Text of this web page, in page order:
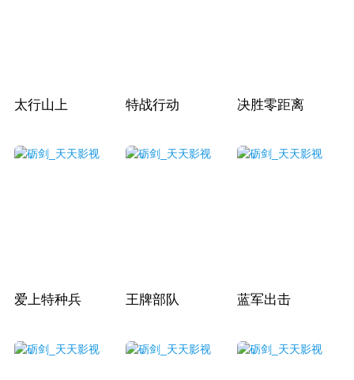
太行山上 特战行动 决胜零距离
爱上特种兵 王牌部队 蓝军出击